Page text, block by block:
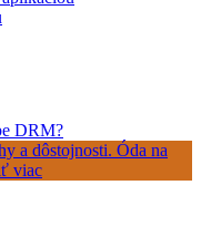
DRM?